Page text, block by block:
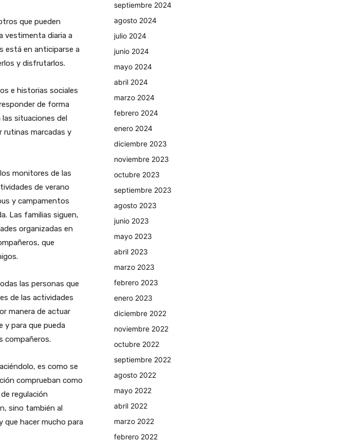
que pueden
vestimenta diaria a
está en anticiparse a
y disfrutarlos.
e historias sociales
de forma
situaciones del
rutinas marcadas y
monitores de las
de verano
y campamentos
Las familias siguen,
organizadas en
que
las personas que
de las actividades
manera de actuar
y para que pueda
compañeros.
es como se
comprueban como
regulación
sino también al
que hacer mucho para
septiembre 2024
agosto 2024
julio 2024
junio 2024
mayo 2024
abril 2024
marzo 2024
febrero 2024
enero 2024
diciembre 2023
noviembre 2023
octubre 2023
septiembre 2023
agosto 2023
junio 2023
mayo 2023
abril 2023
marzo 2023
febrero 2023
enero 2023
diciembre 2022
noviembre 2022
octubre 2022
septiembre 2022
agosto 2022
mayo 2022
abril 2022
marzo 2022
febrero 2022